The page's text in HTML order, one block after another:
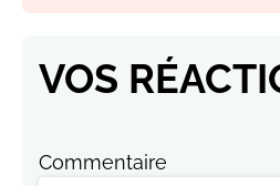
VOS
Commentaire